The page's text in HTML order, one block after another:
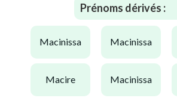
Prénoms dérivés :
macinissa macinissa
macire macinissa